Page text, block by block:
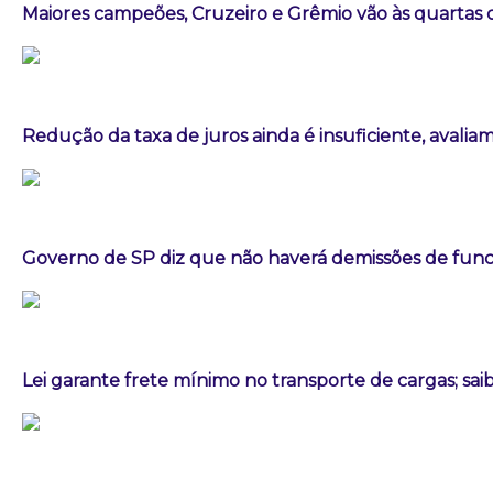
Maiores campeões, Cruzeiro e Grêmio vão às quartas
Redução da taxa de juros ainda é insuficiente,
Governo de SP diz que não haverá demissões de
Lei garante frete mínimo no transporte de cargas;